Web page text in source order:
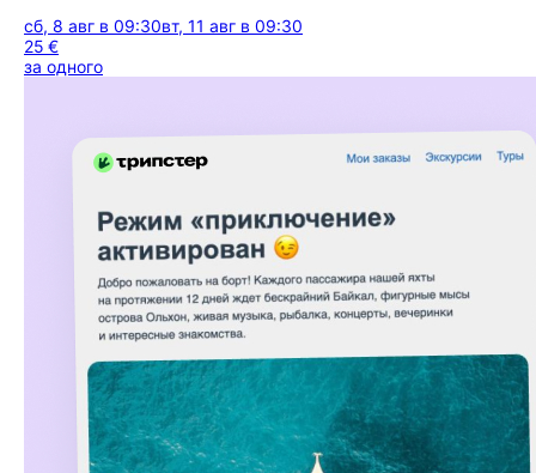
сб, 8 авг в 09:30вт, 11 авг в 09:30
25 €
за одного